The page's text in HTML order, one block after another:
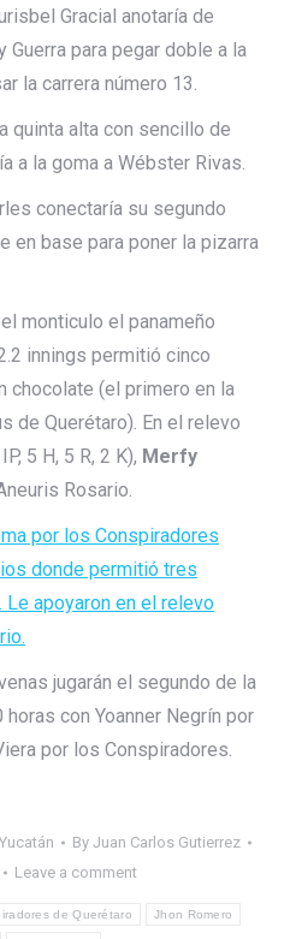
Gracial anotaría de
Guerra para pegar doble a la
la carrera número 13.
quinta alta con sencillo de
a la goma a Wébster Rivas.
conectaría su segundo
en base para poner la pizarra
monticulo el panameño
innings permitió cinco
chocolate (el primero en la
de Querétaro). En el relevo
5 H, 5 R, 2 K), Merfy
Rosario.
por los Conspiradores
donde permitió tres
apoyaron en el relevo
jugarán el segundo de la
con Yoanner Negrín por
por los Conspiradores.
Yucatán By Juan Carlos Gutierrez
Leave a comment
de Querétaro Jhon Romero